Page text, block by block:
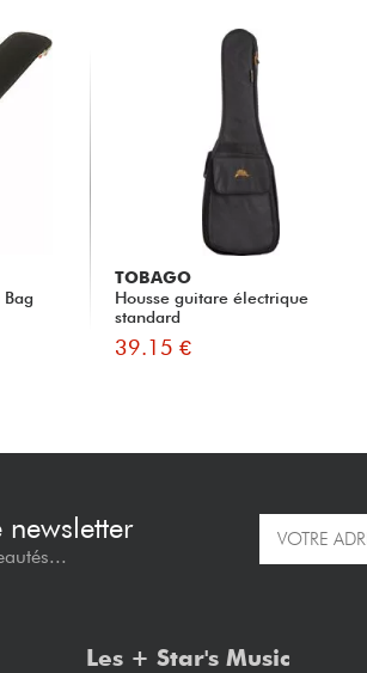
Bag
TOBAGO
Housse guitare électrique
standard
39.15 €
Les + Star's Music